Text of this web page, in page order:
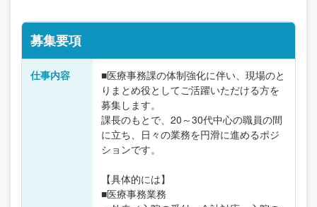
募集要項
仕事内容
■医療事務課の体制強化に伴い、現場のと
りまとめ役としてご活躍いただける方を
募集します。
課長のもとで、20～30代中心の職員の間
に立ち、日々の業務を円滑に進めるポジ
ションです。
【具体的には】
■医療事務業務